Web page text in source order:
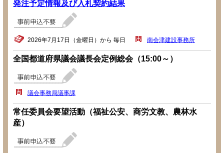
発注予定情報及び入札契約結果
2026年7月17日（金曜日）から 毎日 南会津建設事務所
全国都道府県議会議長会定例総会（15:00～）
議会事務局議事課
常任委員会要望活動（福祉公安、商労文教、農林水
産）